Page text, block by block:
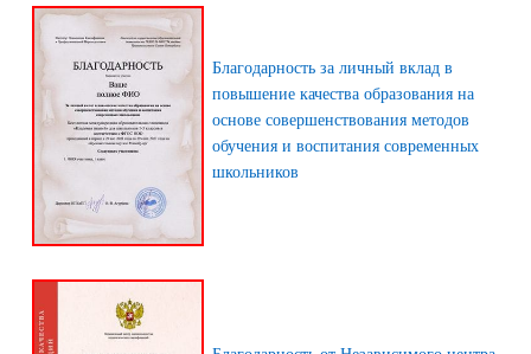
Благодарность за личный вклад в
повышение качества образования на
основе совершенствования методов
обучения и воспитания современных
школьников